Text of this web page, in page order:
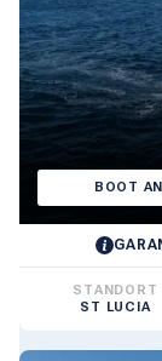
BOOT
STANDORT
ST LUCIA